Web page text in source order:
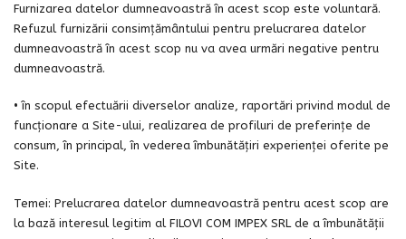
Furnizarea datelor dumneavoastră în acest scop este voluntară.
Refuzul furnizării consimțământului pentru prelucrarea datelor
dumneavoastră în acest scop nu va avea urmări negative pentru
dumneavoastră.
• în scopul efectuării diverselor analize, raportări privind modul de
funcționare a Site-ului, realizarea de profiluri de preferinţe de
consum, în principal, în vederea îmbunătăţiri experienței oferite pe
Site.
Temei: Prelucrarea datelor dumneavoastră pentru acest scop are
la bază interesul legitim al FILOVI COM IMPEX SRL de a îmbunătății